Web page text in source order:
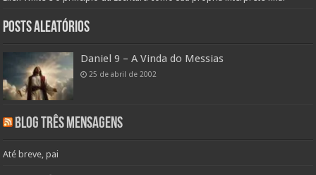
Posts aleatórios
Daniel 9 – A Vinda do Messias
25 de abril de 2002
Blog Três Mensagens
Até breve, pai